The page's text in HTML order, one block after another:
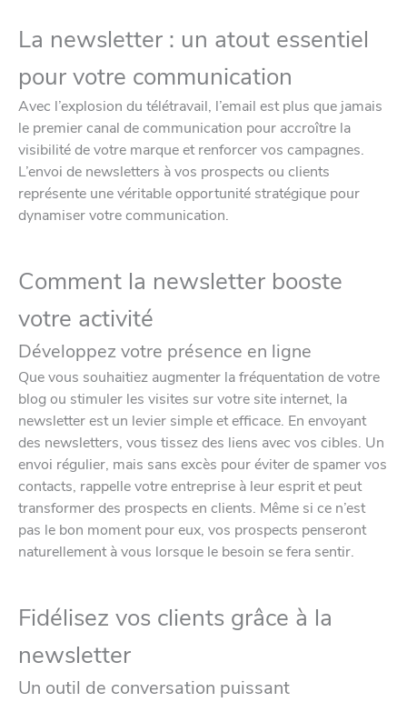
La newsletter : un atout essentiel
pour votre communication
Avec l’explosion du télétravail, l’email est plus que jamais
le premier canal de communication pour accroître la
visibilité de votre marque et renforcer vos campagnes.
L’envoi de newsletters à vos prospects ou clients
représente une véritable opportunité stratégique pour
dynamiser votre communication.
Comment la newsletter booste
votre activité
Développez votre présence en ligne
Que vous souhaitiez augmenter la fréquentation de votre
blog ou stimuler les visites sur votre site internet, la
newsletter est un levier simple et efficace. En envoyant
des newsletters, vous tissez des liens avec vos cibles. Un
envoi régulier, mais sans excès pour éviter de spamer vos
contacts, rappelle votre entreprise à leur esprit et peut
transformer des prospects en clients. Même si ce n’est
pas le bon moment pour eux, vos prospects penseront
naturellement à vous lorsque le besoin se fera sentir.
Fidélisez vos clients grâce à la
newsletter
Un outil de conversation puissant